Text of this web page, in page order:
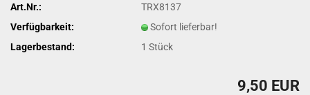
Art.Nr.:
TRX8137
Verfügbarkeit:
Sofort lieferbar!
Lagerbestand:
1Stück
9,50 EUR